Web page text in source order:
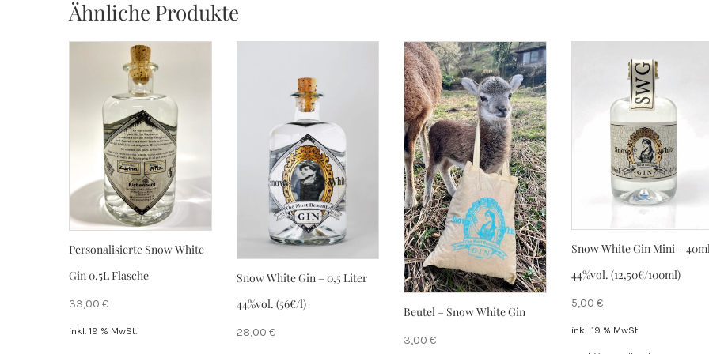
Ähnliche Produkte
Personalisierte Snow White
Gin 0,5L Flasche
33,00 €
inkl. 19 % MwSt.
Snow White Gin – 0,5 Liter
44%vol. (56€/l)
28,00 €
Beutel – Snow White Gin
3,00€
Snow White Gin Mini –
44%vol. (12,50€/100ml)
5,00€
inkl. 19 % MwSt.